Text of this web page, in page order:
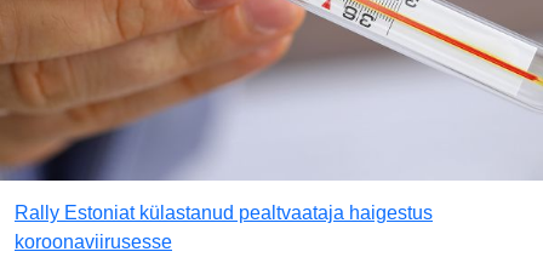
Rally Estoniat külastanud pealtvaataja haigestus
koroonaviirusesse